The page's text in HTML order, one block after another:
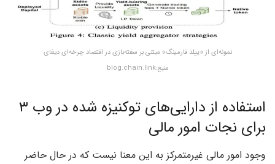
نمونه‌ای از «ییلد فارمینگ» مبتنی بر سفته‌بازی در اقتصاد چرخه‌ای دیفای
منبع:blog.chain.link
استفاده از دارایی‌های توکنیزه شده در وب ۳
برای نجات امور مالی
وجود امور مالی غیرمتمرکز به این معنا نیست که در حال حاضر